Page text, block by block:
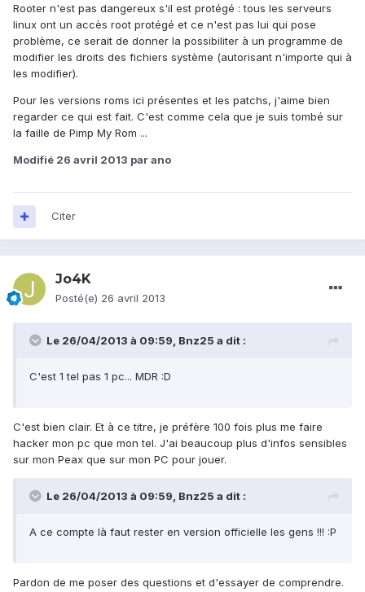
Rooter n'est pas dangereux s'il est protégé : tous les serveurs
linux ont un accès root protégé et ce n'est pas lui qui pose
problème, ce serait de donner la possibiliter à un programme de
modifier les droits des fichiers système (autorisant n'importe qui à
les modifier).
Pour les versions roms ici présentes et les patchs, j'aime bien
regarder ce qui est fait. C'est comme cela que je suis tombé sur
la faille de Pimp My Rom ...
Modifié 26 avril 2013 par ano
Citer
Jo4K
Posté(e) 26 avril 2013
Le 26/04/2013 à 09:59, Bnz25 a dit :
C'est 1 tel pas 1 pc... MDR :D
C'est bien clair. Et à ce titre, je préfère 100 fois plus me faire
hacker mon pc que mon tel. J'ai beaucoup plus d'infos sensibles
sur mon Peax que sur mon PC pour jouer.
Le 26/04/2013 à 09:59, Bnz25 a dit :
A ce compte là faut rester en version officielle les gens !!! :P
Pardon de me poser des questions et d'essayer de comprendre.